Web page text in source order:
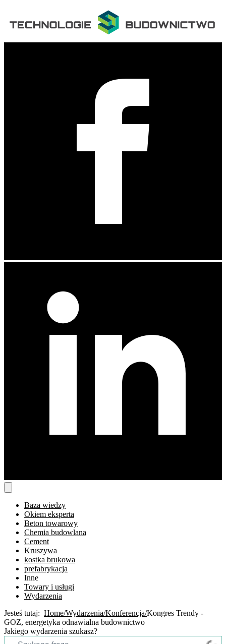
Baza wiedzy
Okiem eksperta
Beton towarowy
Chemia budowlana
Cement
Kruszywa
kostka brukowa
prefabrykacja
Inne
Towary i usługi
Wydarzenia
Jesteś tutaj: Home Wydarzenia Konferencja Kongres Trendy -
GOZ, energetyka odnawialna budownictwo
Jakiego wydarzenia szukasz?